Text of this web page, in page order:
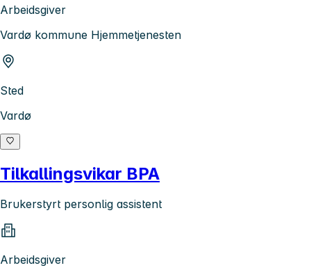
Arbeidsgiver
Vardø kommune Hjemmetjenesten
Sted
Vardø
Tilkallingsvikar BPA
Brukerstyrt personlig assistent
Arbeidsgiver